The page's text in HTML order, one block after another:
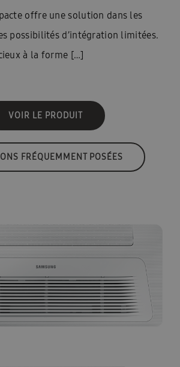
offre une solution dans les
possibilités d’intégration limitées.
à la forme […]
VOIR LE PRODUIT
FRÉQUEMMENT POSÉES